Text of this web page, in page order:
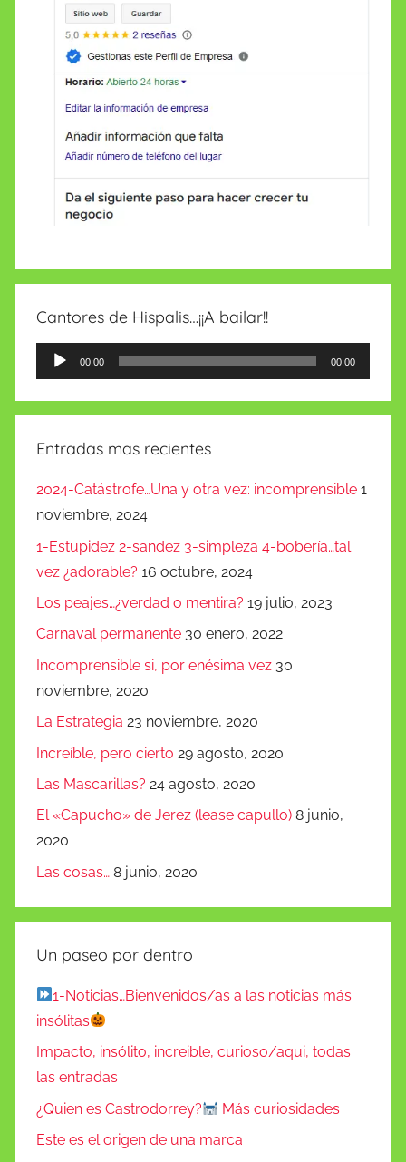
Cantores de Hispalis…¡¡A bailar!!
Reproductor
de
audio
00:00 00:00
Entradas mas recientes
2024-Catástrofe…Una y otra vez: incomprensible 1
noviembre, 2024
1-Estupidez 2-sandez 3-simpleza 4-bobería…tal
vez ¿adorable? 16 octubre, 2024
Los peajes…¿verdad o mentira? 19 julio, 2023
Carnaval permanente 30 enero, 2022
Incomprensible si, por enésima vez 30
noviembre, 2020
La Estrategia 23 noviembre, 2020
Increíble, pero cierto 29 agosto, 2020
Las Mascarillas? 24 agosto, 2020
El «Capucho» de Jerez (lease capullo) 8 junio,
2020
Las cosas… 8 junio, 2020
Un paseo por dentro
1-Noticias…Bienvenidos/as a las noticias más
insólitas
Impacto, insólito, increible, curioso/aqui, todas
las entradas
¿Quien es Castrodorrey?
Más curiosidades
Este es el origen de una marca